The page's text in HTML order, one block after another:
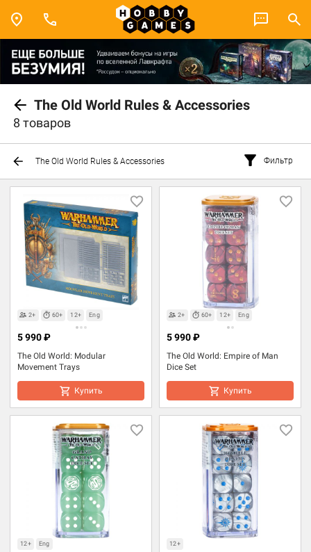
The Old World Rules & Accessories
8 товаров
The Old World Rules & Accessories Фильтр
2+ 60+ 12+ Eng
The Old World: Modular
Movement Trays
5 990 ₽
Купить
2+ 60+ 12+ Eng
The Old World: Empire of Man
Dice Set
5 990 ₽
Купить
12+ Eng 12+